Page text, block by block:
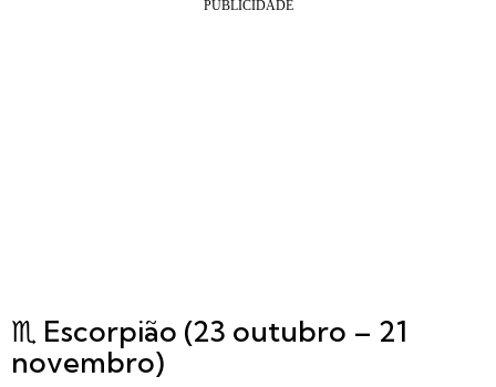
♏ Escorpião (23 outubro – 21
novembro)